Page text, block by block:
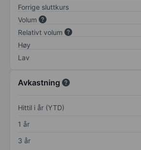
Forrige sluttkurs
Volum
Relativt volum
Høy
Lav
Avkastning
Hittil i år (YTD)
1 år
3 år